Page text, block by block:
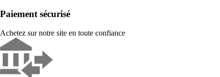
Paiement sécurisé
Achetez sur notre site en toute confiance